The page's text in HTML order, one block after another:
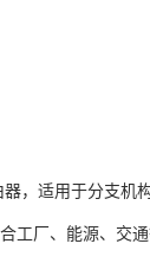
，适用于分支机
工厂、能源、交